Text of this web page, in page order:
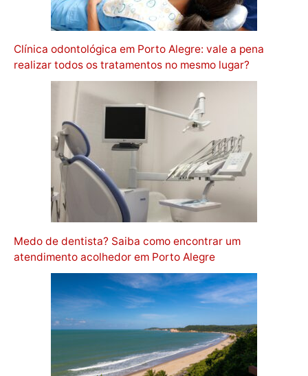
Clínica odontológica em Porto Alegre: vale a pena
realizar todos os tratamentos no mesmo lugar?
Medo de dentista? Saiba como encontrar um
atendimento acolhedor em Porto Alegre